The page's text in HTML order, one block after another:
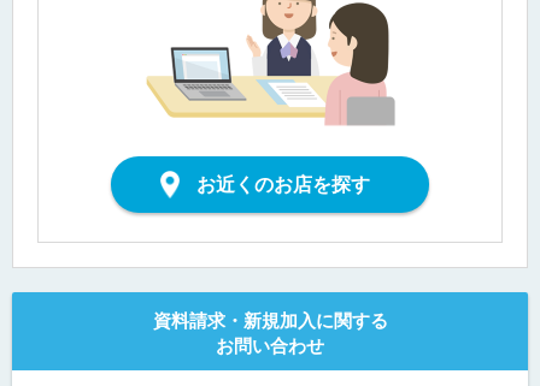
お近くのお店を探す
資料請求・新規加入に関する
お問い合わせ